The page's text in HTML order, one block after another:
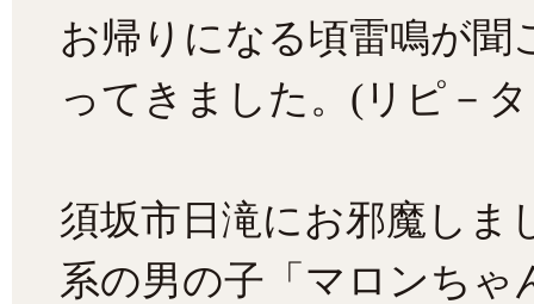
お帰りになる頃雷鳴が聞
ってきました。(リピ－
須坂市日滝にお邪魔しま
系の男の子「マロンちゃ